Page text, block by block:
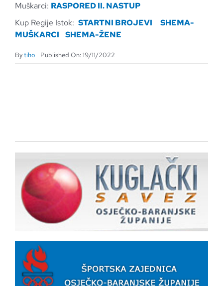
Muškarci: RASPORED II. NASTUP
Kup Regije Istok: STARTNI BROJEVI
SHEMA-
MUŠKARCI
SHEMA-ŽENE
Bytiho Published On: 19/11/2022